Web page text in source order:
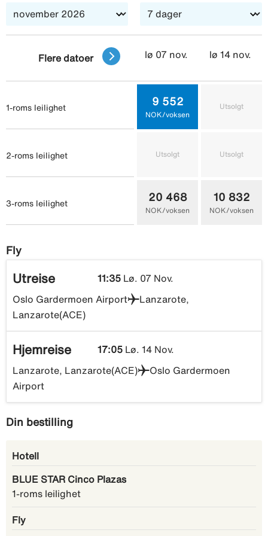
Flere datoer lø 07 nov. lø 14 nov.
1-roms leilighet
9 552
NOK/voksen
Utsolgt
2-roms leilighet Utsolgt Utsolgt
3-roms leilighet
20 468
NOK/voksen
10 832
NOK/voksen
Fly
Utreise 11:35Lø. 07 Nov.
Oslo Gardermoen Airport
Lanzarote,
Lanzarote(ACE)
Hjemreise 17:05Lø. 14 Nov.
Lanzarote, Lanzarote(ACE)
Oslo Gardermoen
Airport
Din bestilling
Hotell
BLUE STAR Cinco Plazas
1-roms leilighet
Fly